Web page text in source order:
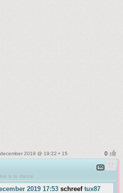
2019 @ 19:22 • 15
is to dance
2019 17:53 schreef tux87